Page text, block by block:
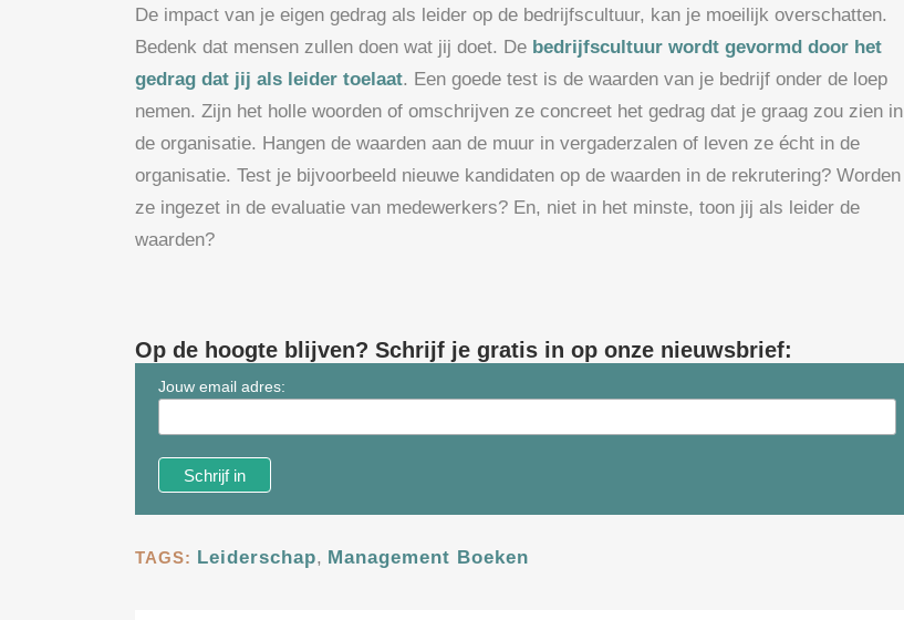
De impact van je eigen gedrag als leider op de bedrijfscultuur, kan je moeilijk overschatten.
Bedenk dat mensen zullen doen wat jij doet. De bedrijfscultuur wordt gevormd door het
gedrag dat jij als leider toelaat. Een goede test is de waarden van je bedrijf onder de loep
nemen. Zijn het holle woorden of omschrijven ze concreet het gedrag dat je graag zou zien in
de organisatie. Hangen de waarden aan de muur in vergaderzalen of leven ze écht in de
organisatie. Test je bijvoorbeeld nieuwe kandidaten op de waarden in de rekrutering? Worden
ze ingezet in de evaluatie van medewerkers? En, niet in het minste, toon jij als leider de
waarden?
Op de hoogte blijven? Schrijf je gratis in op onze nieuwsbrief:
Jouw email adres:
TAGS: Leiderschap, Management Boeken